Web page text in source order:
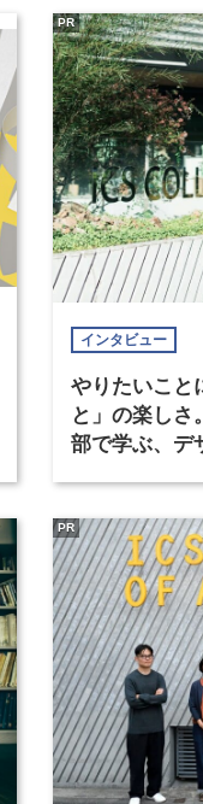
インタビュー
やりたいこと
と」の楽しさ
部で学ぶ、デ
PR
PR